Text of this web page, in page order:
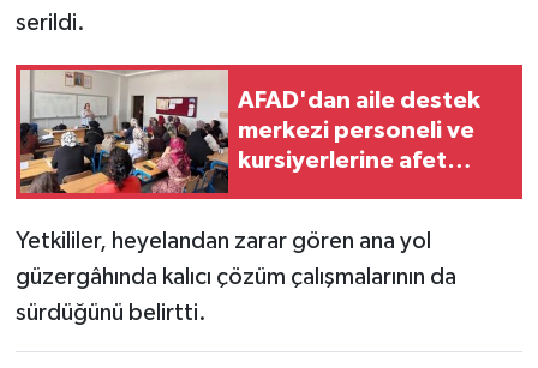
serildi.
AFAD'dan aile destek
merkezi personeli ve
kursiyerlerine afet
Yetkililer, heyelandan zarar gören ana yol
güzergâhında kalıcı çözüm çalışmalarının da
sürdüğünü belirtti.